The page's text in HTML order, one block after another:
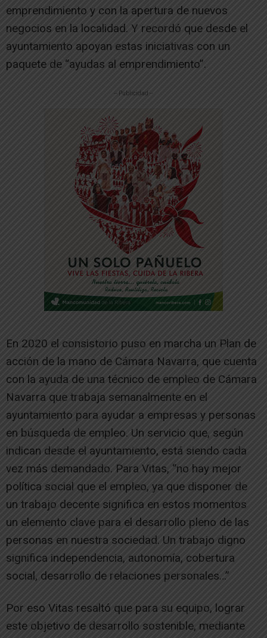
emprendimiento y con la apertura de nuevos
negocios en la localidad. Y recordó que desde el
ayuntamiento apoyan estas iniciativas con un
paquete de “ayudas al emprendimiento”.
-- Publicidad --
En 2020 el consistorio puso en marcha un Plan de
acción de la mano de Cámara Navarra, que cuenta
con la ayuda de una técnico de empleo de Cámara
Navarra que trabaja semanalmente en el
ayuntamiento para ayudar a empresas y personas
en búsqueda de empleo. Un servicio que, según
indican desde el ayuntamiento, está siendo cada
vez más demandado. Para Vitas, “no hay mejor
política social que el empleo, ya que disponer de
un trabajo decente significa en estos momentos
un elemento clave para el desarrollo pleno de las
personas en nuestra sociedad. Un trabajo digno
significa independencia, autonomía, cobertura
social, desarrollo de relaciones personales…”
Por eso Vitas resaltó que para su equipo, lograr
este objetivo de desarrollo sostenible, mediante